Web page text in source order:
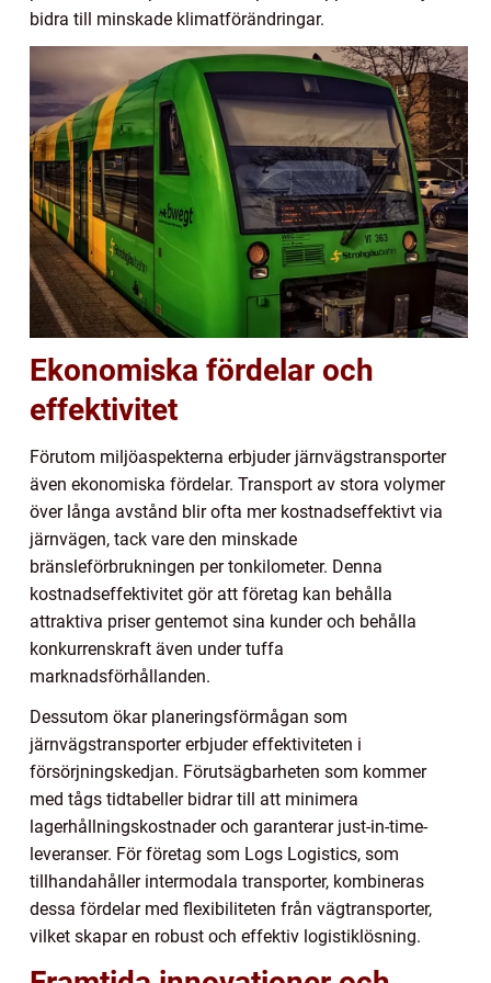
bidra till minskade klimatförändringar.
Ekonomiska fördelar och
effektivitet
Förutom miljöaspekterna erbjuder järnvägstransporter
även ekonomiska fördelar. Transport av stora volymer
över långa avstånd blir ofta mer kostnadseffektivt via
järnvägen, tack vare den minskade
bränsleförbrukningen per tonkilometer. Denna
kostnadseffektivitet gör att företag kan behålla
attraktiva priser gentemot sina kunder och behålla
konkurrenskraft även under tuffa
marknadsförhållanden.
Dessutom ökar planeringsförmågan som
järnvägstransporter erbjuder effektiviteten i
försörjningskedjan. Förutsägbarheten som kommer
med tågs tidtabeller bidrar till att minimera
lagerhållningskostnader och garanterar just-in-time-
leveranser. För företag som Logs Logistics, som
tillhandahåller intermodala transporter, kombineras
dessa fördelar med flexibiliteten från vägtransporter,
vilket skapar en robust och effektiv logistiklösning.